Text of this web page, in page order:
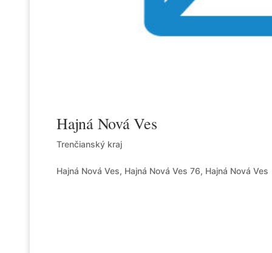
Hajná Nová Ves
Trenčianský kraj
Hajná Nová Ves, Hajná Nová Ves 76, Hajná Nová Ves